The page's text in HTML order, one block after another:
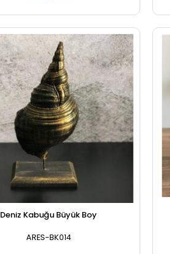
Sepete Ekle
Deniz Kabuğu Büyük Boy
ARES-BK014